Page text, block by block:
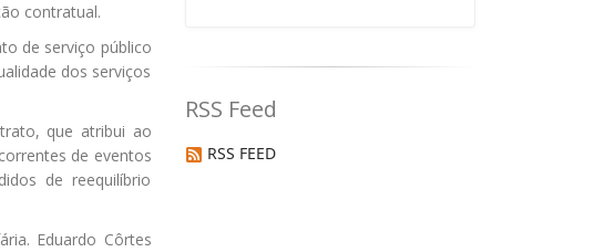
contratual.
de serviço público
dos serviços
que atribui ao
de eventos
de reequilíbrio
Eduardo Côrtes
RSS Feed
RSS FEED